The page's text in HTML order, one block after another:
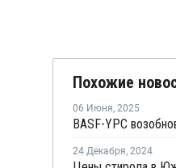
Похожие
06 Июня, 2025
24 Декабря, 2024